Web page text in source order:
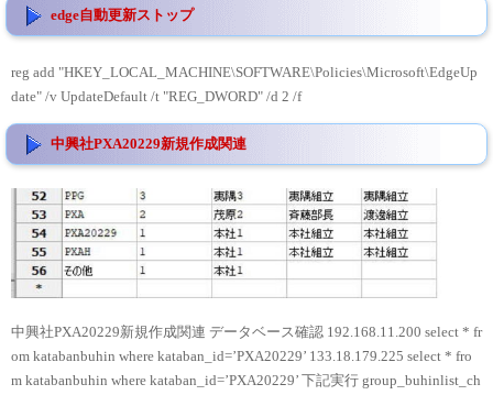
edge自動更新ストップ
reg add "HKEY_LOCAL_MACHINE\SOFTWARE\Policies\Microsoft\EdgeUp
date" /v UpdateDefault /t "REG_DWORD" /d 2 /f
中興社PXA20229新規作成関連
中興社PXA20229新規作成関連 データベース確認 192.168.11.200 select * fr
om katabanbuhin where kataban_id=’PXA20229’ 133.18.179.225 select * fro
m katabanbuhin where kataban_id=’PXA20229’ 下記実行 group_buhinlist_ch